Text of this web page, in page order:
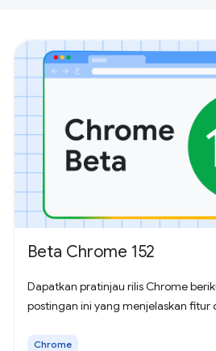
Beta Chrome 152
Dapatkan pratinjau rilis Chrome
postingan ini yang menjelaskan fitur
Chrome